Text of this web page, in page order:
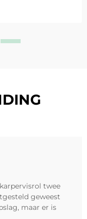
ronddraait elke
twee
geweest
maar er is